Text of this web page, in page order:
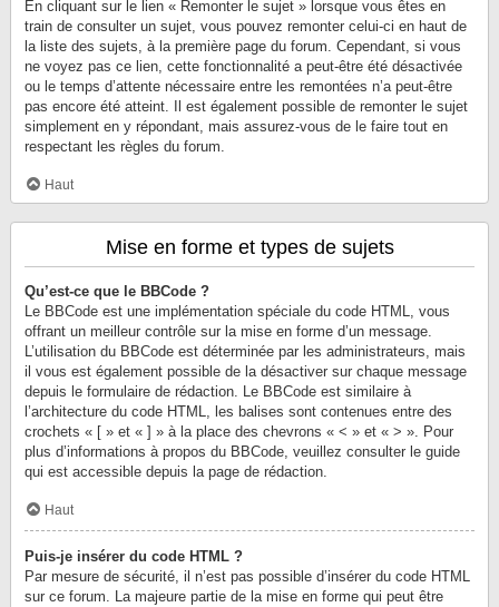
En cliquant sur le lien « Remonter le sujet » lorsque vous êtes en
train de consulter un sujet, vous pouvez remonter celui-ci en haut de
la liste des sujets, à la première page du forum. Cependant, si vous
ne voyez pas ce lien, cette fonctionnalité a peut-être été désactivée
ou le temps d’attente nécessaire entre les remontées n’a peut-être
pas encore été atteint. Il est également possible de remonter le sujet
simplement en y répondant, mais assurez-vous de le faire tout en
respectant les règles du forum.
Haut
Mise en forme et types de sujets
Qu’est-ce que le BBCode ?
Le BBCode est une implémentation spéciale du code HTML, vous
offrant un meilleur contrôle sur la mise en forme d’un message.
L’utilisation du BBCode est déterminée par les administrateurs, mais
il vous est également possible de la désactiver sur chaque message
depuis le formulaire de rédaction. Le BBCode est similaire à
l’architecture du code HTML, les balises sont contenues entre des
crochets « [ » et « ] » à la place des chevrons « < » et « > ». Pour
plus d’informations à propos du BBCode, veuillez consulter le guide
qui est accessible depuis la page de rédaction.
Haut
Puis-je insérer du code HTML ?
Par mesure de sécurité, il n’est pas possible d’insérer du code HTML
sur ce forum. La majeure partie de la mise en forme qui peut être